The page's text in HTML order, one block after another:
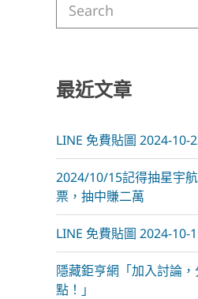
for:
最近文章
LINE 免費貼圖 2024-10-
2024/10/15記得抽星宇
票，抽中賺二萬
LINE 免費貼圖 2024-10-
隱藏鉅亨網「加入討論
點！」